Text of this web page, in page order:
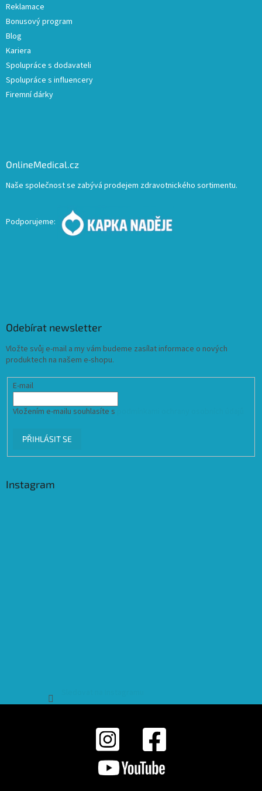
Reklamace
Bonusový program
Blog
Kariera
Spolupráce s dodavateli
Spolupráce s influencery
Firemní dárky
OnlineMedical.cz
Naše společnost se zabývá prodejem zdravotnického sortimentu.
Podporujeme:
Odebírat newsletter
Vložte svůj e-mail a my vám budeme zasílat informace o nových
produktech na našem e-shopu.
E-mail
Vložením e-mailu souhlasíte s
PŘIHLÁSIT SE
Instagram